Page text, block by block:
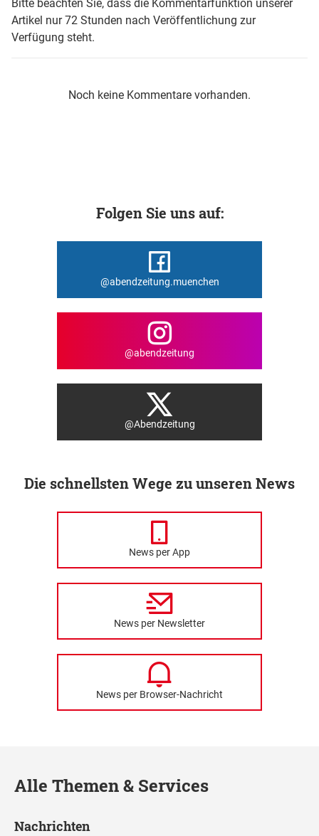
Bitte beachten Sie, dass die Kommentarfunktion unserer
Artikel nur 72 Stunden nach Veröffentlichung zur
Verfügung steht.
Noch keine Kommentare vorhanden.
Folgen Sie uns auf:
@abendzeitung.muenchen
@abendzeitung
@Abendzeitung
Die schnellsten Wege zu unseren News
News per App
News per Newsletter
News per Browser-Nachricht
Alle Themen & Services
Nachrichten